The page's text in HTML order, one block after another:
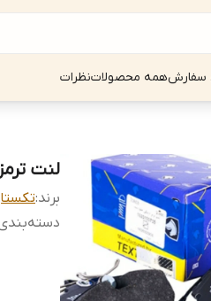
سفارشهمه محصولاتنظرات
لنت ترمز
برند: